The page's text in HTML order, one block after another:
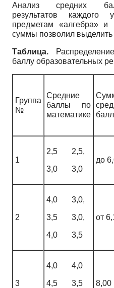
Анализ средних
результатов
предметам «алгебра» и
суммы позволил выделить
Таблица.
баллу образовательных
Группа
№
Средние
баллы по
математике
балл
1
2,5 2,5,
3,0 3,0
до
2
4,0 3,0,
3,5 3,0,
4,0 3,5
от
3
4,0 4,0
4,5 3,5 8,00